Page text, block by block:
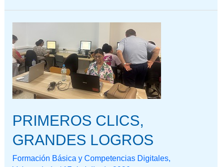
PRIMEROS CLICS,
GRANDES LOGROS
Formación Básica y Competencias Digitales,
CLICS,
GRANDES
LOGROS